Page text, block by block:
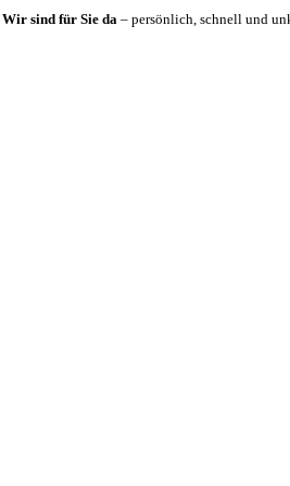
Wir sind für Sie da – persönlich, schnell und